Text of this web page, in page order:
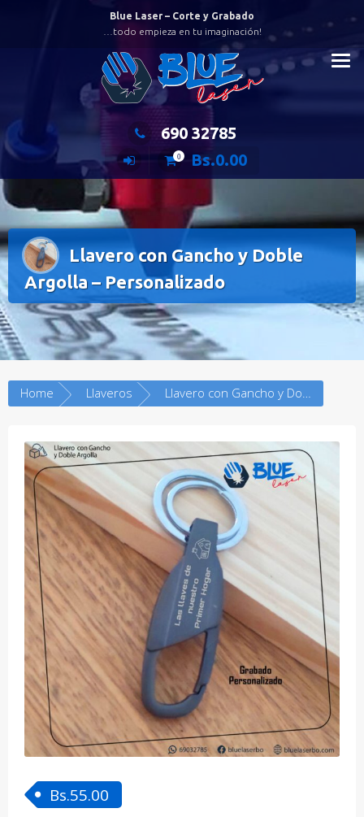
Blue Laser – Corte y Grabado
…todo empieza en tu imaginación!
690 32785
0 Bs.0.00
Llavero con Gancho y Doble
Argolla – Personalizado
Home Llaveros Llavero con Gancho y Doble Argolla – Personalizado
Bs.55.00